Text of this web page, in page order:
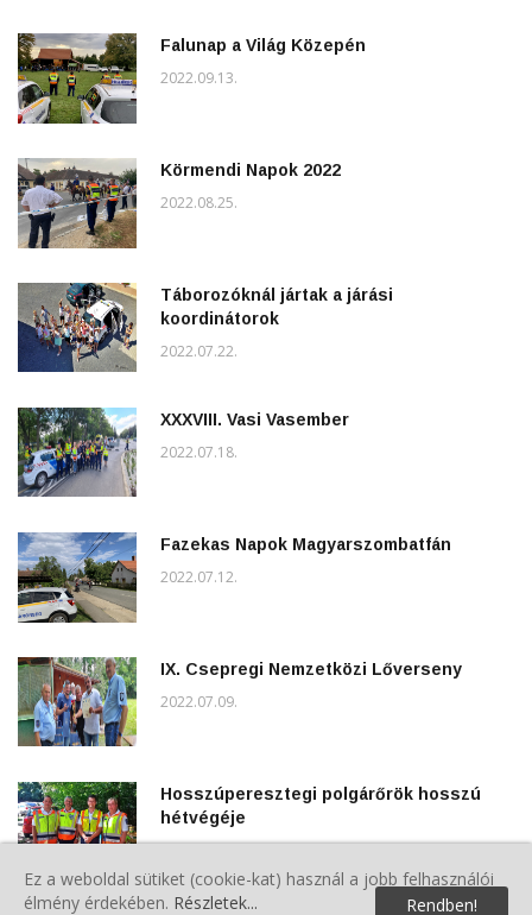
Falunap a Világ Közepén
2022.09.13.
Körmendi Napok 2022
2022.08.25.
Táborozóknál jártak a járási
koordinátorok
2022.07.22.
XXXVIII. Vasi Vasember
2022.07.18.
Fazekas Napok Magyarszombatfán
2022.07.12.
IX. Csepregi Nemzetközi Lőverseny
2022.07.09.
Hosszúperesztegi polgárőrök hosszú
hétvégéje
Ez a weboldal sütiket (cookie-kat) használ a jobb felhasználói
élmény érdekében. Részletek... Rendben!